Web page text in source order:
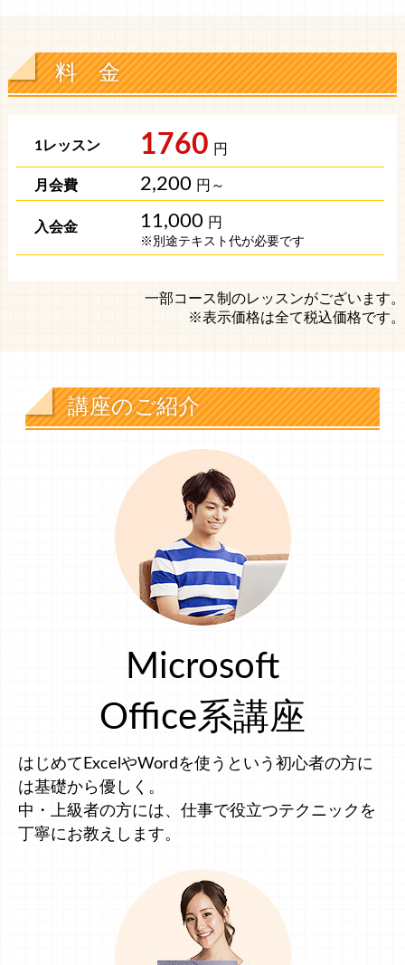
料 金
1760 円
2,200 円～
11,000 円
※別途テキスト代が必要です
一部コース制のレッスンがございます。
※表示価格は全て税込価格です。
講座のご紹介
Microsoft
Office系講座
はじめてExcelやWordを使うという初心者の方に
は基礎から優しく。
中・上級者の方には、仕事で役立つテクニックを
丁寧にお教えします。